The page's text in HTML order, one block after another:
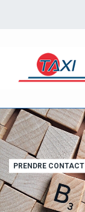
PRENDRE CONTACT